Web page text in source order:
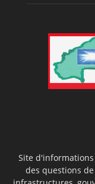
Site
des questions